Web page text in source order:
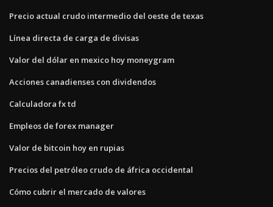
Precio actual crudo intermedio del oeste de texas
Línea directa de carga de divisas
Valor del dólar en mexico hoy moneygram
Acciones canadienses con dividendos
Calculadora fx td
Empleos de forex manager
Valor de bitcoin hoy en rupias
Precios del petróleo crudo de áfrica occidental
Cómo cubrir el mercado de valores